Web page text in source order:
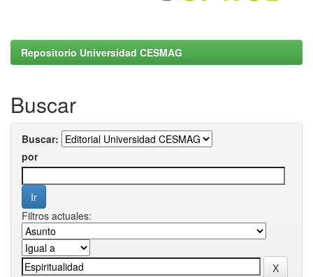
Repositorio Universidad CESMAG
Buscar
Buscar:
por
Filtros actuales: